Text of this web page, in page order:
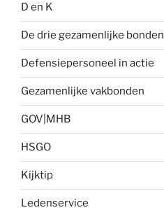
D en K
De drie gezamenlijke bonden
Defensiepersoneel in actie
Gezamenlijke vakbonden
GOV|MHB
HSGO
Kijktip
Ledenservice